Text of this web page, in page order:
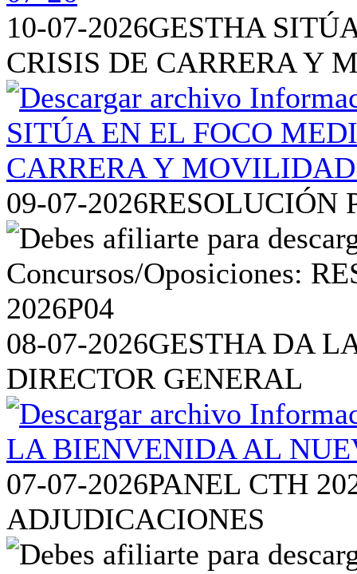
10-07-2026GESTHA
CRISIS DE CARRERA Y
09-07-2026RESOLUCIÓN
08-07-2026GESTHA DA
DIRECTOR GENERAL
07-07-2026PANEL CTH
ADJUDICACIONES